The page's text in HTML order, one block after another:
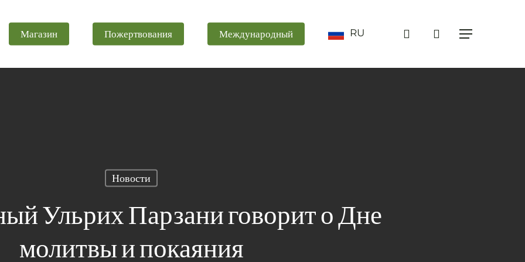
Магазин Пожертвования Международный RU поиск Меню
Новости
Ульрих Парзани говорит о Дне
молитвы и покаяния